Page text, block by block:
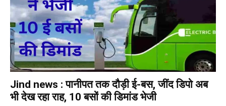
Jind news : पानीपत तक दौड़ी ई-बस, जींद डिपो अब
भी देख रहा राह, 10 बसों की डिमांड भेजी